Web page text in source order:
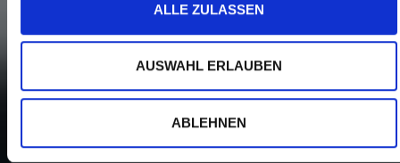
ALLE ZULASSEN
AUSWAHL ERLAUBEN
ABLEHNEN